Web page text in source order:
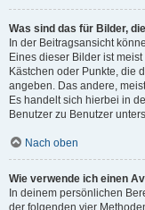
Was sind das für Bilder,
In der Beitragsansicht
Eines dieser Bilder ist
Kästchen oder Punkte, die
angeben. Das andere,
Es handelt sich hierbei in
Benutzer zu Benutzer
Nach oben
Wie verwende ich einen
In deinem persönlichen
der folgenden vier